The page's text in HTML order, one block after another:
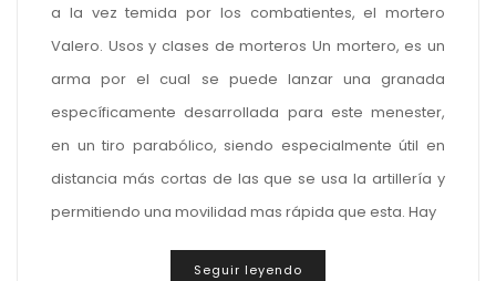
a la vez temida por los combatientes, el mortero
Valero. Usos y clases de morteros Un mortero, es un
arma por el cual se puede lanzar una granada
específicamente desarrollada para este menester,
en un tiro parabólico, siendo especialmente útil en
distancia más cortas de las que se usa la artillería y
permitiendo una movilidad mas rápida que esta. Hay
Seguir leyendo